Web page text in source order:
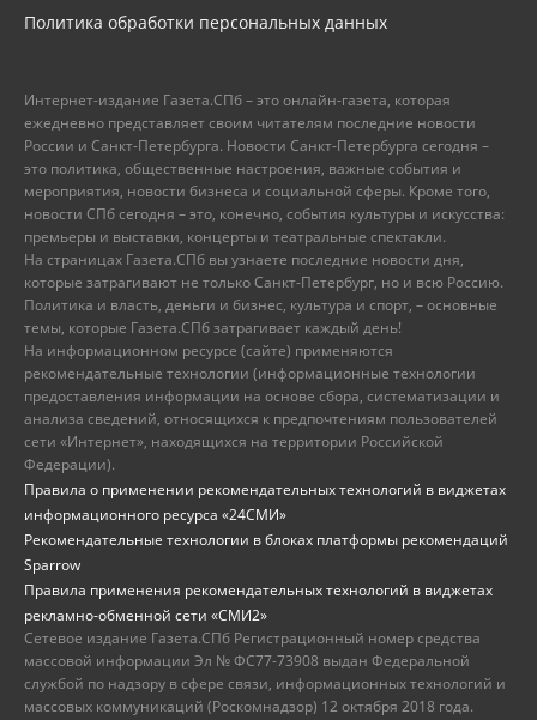
Политика обработки персональных данных
Интернет-издание Газета.СПб – это онлайн-газета, которая
ежедневно представляет своим читателям последние новости
России и Санкт-Петербурга. Новости Санкт-Петербурга сегодня –
это политика, общественные настроения, важные события и
мероприятия, новости бизнеса и социальной сферы. Кроме того,
новости СПб сегодня – это, конечно, события культуры и искусства:
премьеры и выставки, концерты и театральные спектакли.
На страницах Газета.СПб вы узнаете последние новости дня,
которые затрагивают не только Санкт-Петербург, но и всю Россию.
Политика и власть, деньги и бизнес, культура и спорт, – основные
темы, которые Газета.СПб затрагивает каждый день!
На информационном ресурсе (сайте) применяются
рекомендательные технологии (информационные технологии
предоставления информации на основе сбора, систематизации и
анализа сведений, относящихся к предпочтениям пользователей
сети «Интернет», находящихся на территории Российской
Федерации).
Правила о применении рекомендательных технологий в виджетах
информационного ресурса «24СМИ»
Рекомендательные технологии в блоках платформы рекомендаций
Sparrow
Правила применения рекомендательных технологий в виджетах
рекламно-обменной сети «СМИ2»
Сетевое издание Газета.СПб Регистрационный номер средства
массовой информации Эл № ФС77-73908 выдан Федеральной
службой по надзору в сфере связи, информационных технологий и
массовых коммуникаций (Роскомнадзор) 12 октября 2018 года.